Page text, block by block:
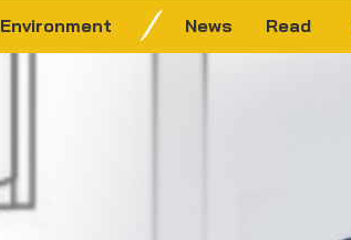
Environment News Read